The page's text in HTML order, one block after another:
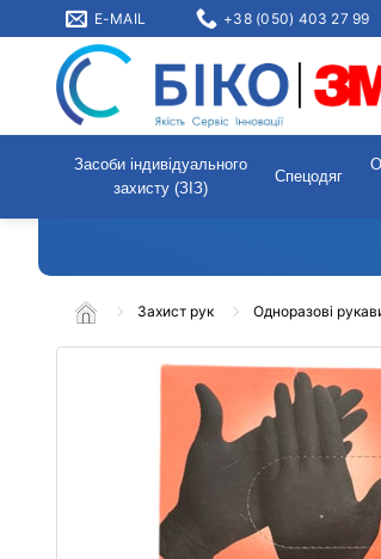
E-MAIL +38 (050) 403 27 99
Засоби індивідуального
захисту (ЗІЗ)
Спецодяг
Захист рук Одноразові